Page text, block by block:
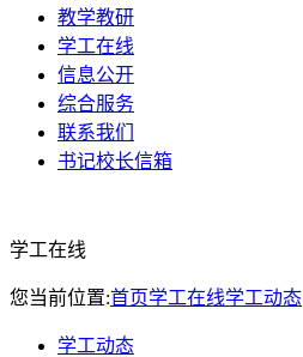
教学教研
学工在线
信息公开
综合服务
联系我们
书记校长信箱
学工在线
您当前位置:首页学工在线学工动态
学工动态